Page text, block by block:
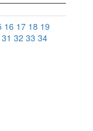
16 17 18 19
31 32 33 34